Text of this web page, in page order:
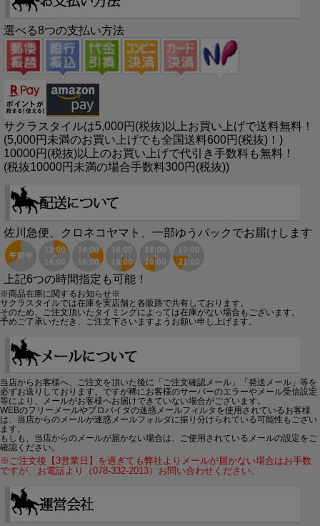
選べる8つの支払い方法
サクラスタイルは5,000円(税抜)以上お買い上げで送料無料！
(5,000円未満のお買い上げでも全国送料600円(税抜)！)
10000円(税抜)以上のお買い上げで代引き手数料も無料！
(税抜10000円未満の場合手数料300円(税抜))
佐川急便、クロネコヤマト、一部ゆうパックでお届けします
上記6つの時間指定も可能！
※商品在庫に関するお知らせ※
サクラスタイルでは在庫を実店舗と各販路で共有しております。
そのため、ご注文頂いたタイミングによっては在庫がない場合もございます。
予めご了承いただき、ご注文下さいますようお願い申し上げます。
当店からお客様へ、ご注文を頂いた後に「ご注文確認メール」「発送メール」等を
必ずお送りしております。ですが稀にお客様のサーバーのエラーやメール受信設定
等により、メールがお客様へお届けできていない場合がございます。
WEBのフリーメールやプロバイダの迷惑メールフィルタを使用されているお客様
は、当店からのメールが迷惑メールフォルダに振り分けられている可能性もござい
ます。
もしも、当店からのメールが届かない場合は、ご使用されているメールの設定をご
確認ください。
※ご注文後【3営業日】を過ぎても弊社よりメールが届かない場合はお手数
ですが、お電話より（078-332-2013）お問い合わせください。